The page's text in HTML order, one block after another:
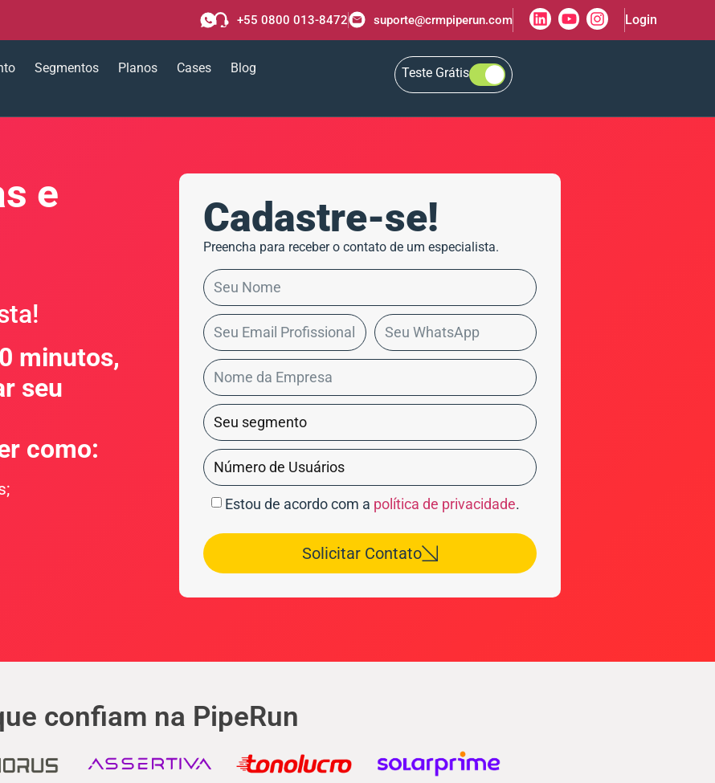
+55 0800 013-8472 suporte@crmpiperun.com Login
Segmentos Planos Cases Blog Teste Grátis
e
minutos,
seu
como:
Cadastre-se!
Preencha para receber o contato de um especialista.
Estou de acordo com a política de privacidade.
Solicitar Contato
confiam na PipeRun